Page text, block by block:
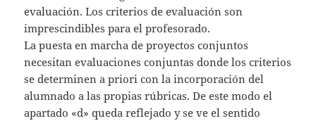
evaluación. Los criterios de evaluación son
imprescindibles para el profesorado.
La puesta en marcha de proyectos conjuntos
necesitan evaluaciones conjuntas donde los criterios
se determinen a priori con la incorporación del
alumnado a las propias rúbricas. De este modo el
apartado «d» queda reflejado y se ve el sentido